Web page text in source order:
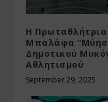
Η
Μπαλάφα
Δημοτικού
Αθλητισμού
September 29, 2025